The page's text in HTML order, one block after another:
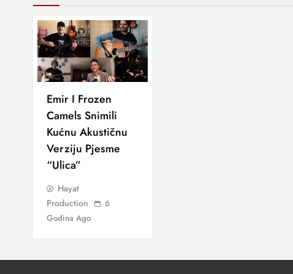
Emir I Frozen
Camels Snimili
Kućnu Akustičnu
Verziju Pjesme
“Ulica”
Hayat
Production
6
Godina Ago